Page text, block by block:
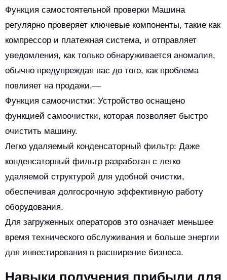
Функция самостоятельной проверки Машина
регулярно проверяет ключевые компоненты, такие как
компрессор и платежная система, и отправляет
уведомления, как только обнаруживается аномалия,
обычно предупреждая вас до того, как проблема
повлияет на продажи.—
Функция самоочистки: Устройство оснащено
функцией самоочистки, которая позволяет быстро
очистить машину.
Легко удаляемый конденсаторный фильтр: Даже
конденсаторный фильтр разработан с легко
удаляемой структурой для удобной очистки,
обеспечивая долгосрочную эффективную работу
оборудования.
Для загруженных операторов это означает меньшее
время технического обслуживания и больше энергии
для инвестирования в расширение бизнеса.
Навыки получения прибыли для